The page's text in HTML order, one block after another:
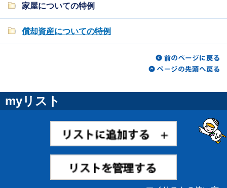
家屋についての特例
償却資産についての特例
myリスト